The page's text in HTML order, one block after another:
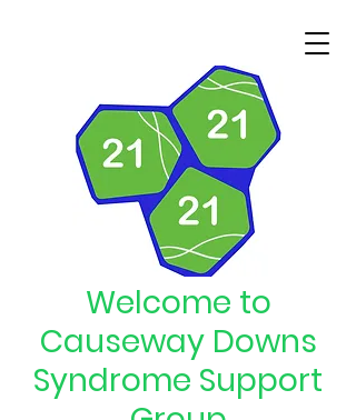
Welcome to
Causeway Downs
Syndrome Support